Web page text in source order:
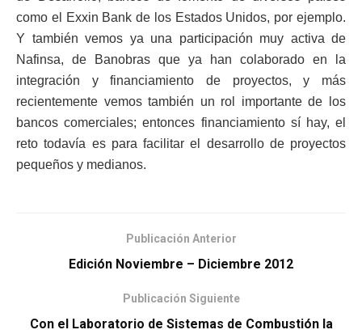
como el Exxin Bank de los Estados Unidos, por ejemplo.
Y también vemos ya una participación muy activa de
Nafinsa, de Banobras que ya han colaborado en la
integración y financiamiento de proyectos, y más
recientemente vemos también un rol importante de los
bancos comerciales; entonces financiamiento sí hay, el
reto todavía es para facilitar el desarrollo de proyectos
pequeños y medianos.
Publicación Anterior
Edición Noviembre – Diciembre 2012
Publicación Siguiente
Con el Laboratorio de Sistemas de Combustión la